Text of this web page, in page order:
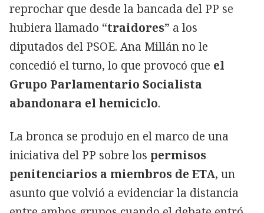
reprochar que desde la bancada del PP se
hubiera llamado “traidores” a los
diputados del PSOE. Ana Millán no le
concedió el turno, lo que provocó que el
Grupo Parlamentario Socialista
abandonara el hemiciclo.
La bronca se produjo en el marco de una
iniciativa del PP sobre los permisos
penitenciarios a miembros de ETA, un
asunto que volvió a evidenciar la distancia